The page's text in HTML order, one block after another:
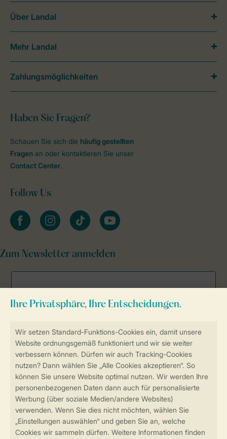
Sicherstellung Deiner Privatsphäre
Weitere Informationen und Einstellungen
Sicher und schnell zur Online-Buchung
Sichere Datenübertragung
Sicheres Bezahlen
Haben Sie Fragen?
Schauen Sie sich die häufig gestellten
Fragen an oder kontaktieren Sie unser
Contact Center.
Follow Us
facebookinstagramtiktok youtube
Zum Newsletter anmelden
Über Landal
Mehr Landal
Zahlungsmöglichkeiten